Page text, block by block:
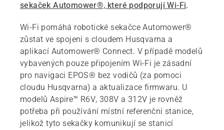
sekaček Automower®, které podporují Wi-Fi.
Wi-Fi pomáhá robotické sekačce Automower®
zůstat ve spojení s cloudem Husqvarna a
aplikací Automower® Connect. V případě modelů
vybavených pouze připojením Wi-Fi je zásadní
pro navigaci EPOS® bez vodičů (za pomoci
cloudu Husqvarna) a aktualizace firmwaru. U
modelů Aspire™ R6V, 308V a 312V je rovněž
potřeba při používání místní referenční stanice,
jelikož tyto sekačky komunikují se stanicí